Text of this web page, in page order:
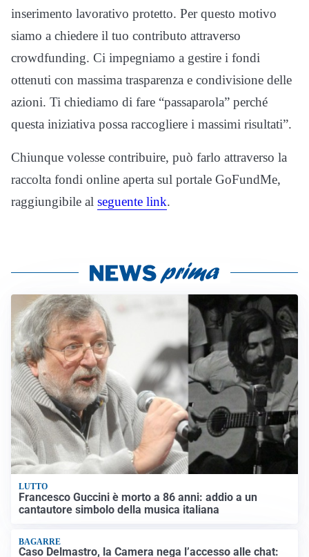
inserimento lavorativo protetto. Per questo motivo
siamo a chiedere il tuo contributo attraverso
crowdfunding. Ci impegniamo a gestire i fondi
ottenuti con massima trasparenza e condivisione delle
azioni. Ti chiediamo di fare “passaparola” perché
questa iniziativa possa raccogliere i massimi risultati”.
Chiunque volesse contribuire, può farlo attraverso la
raccolta fondi online aperta sul portale GoFundMe,
raggiungibile al seguente link.
LUTTO
Francesco Guccini è morto a 86 anni: addio a un
cantautore simbolo della musica italiana
BAGARRE
Caso Delmastro, la Camera nega l’accesso alle chat: